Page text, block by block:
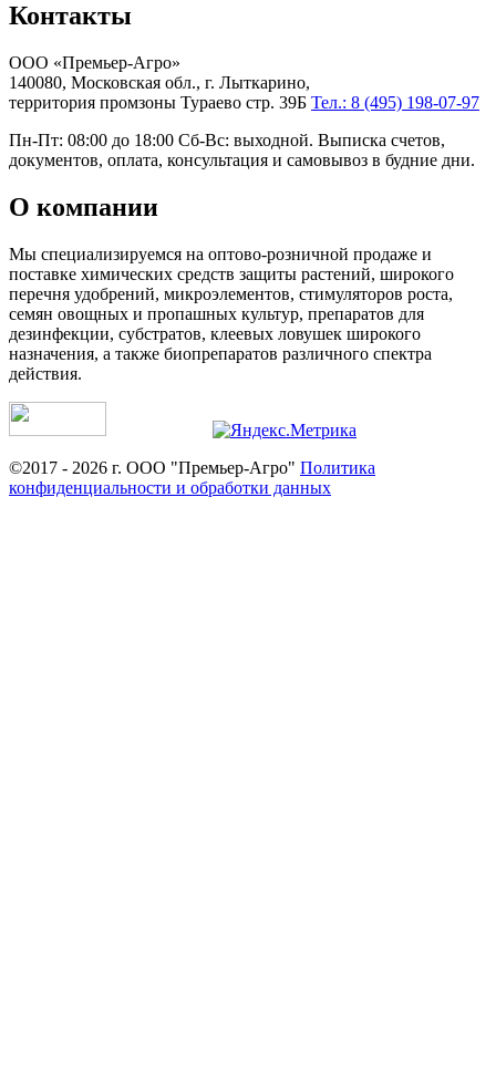
Контакты
ООО «Премьер-Агро»
140080, Московская обл., г. Лыткарино,
территория промзоны Тураево стр. 39Б Тел.: 8 (495) 198-07-97
Пн-Пт: 08:00 до 18:00 Сб-Вс: выходной. Выписка счетов,
документов, оплата, консультация и самовывоз в будние дни.
О компании
Мы специализируемся на оптово-розничной продаже и
поставке химических средств защиты растений, широкого
перечня удобрений, микроэлементов, стимуляторов роста,
семян овощных и пропашных культур, препаратов для
дезинфекции, субстратов, клеевых ловушек широкого
назначения, а также биопрепаратов различного спектра
действия.
©2017 - 2026 г. ООО "Премьер-Агро" Политика
конфиденциальности и обработки данных